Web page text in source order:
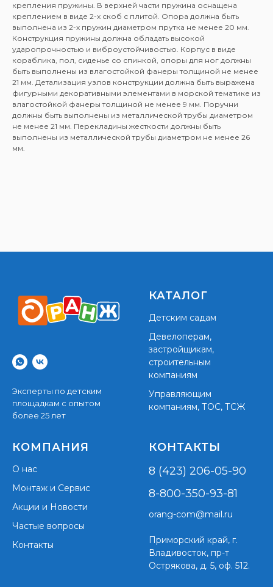
крепления пружины. В верхней части пружина оснащена
креплением в виде 2-х скоб с плитой. Опора должна быть
выполнена из 2-х пружин диаметром прутка не менее 20 мм.
Конструкция пружины должна обладать высокой
ударопрочностью и виброустойчивостью. Корпус в виде
кораблика, пол, сиденье со спинкой, опоры для ног должны
быть выполнены из влагостойкой фанеры толщиной не менее
21 мм. Детализация узлов конструкции должна быть выражена
фигурными декоративными элементами в морской тематике из
влагостойкой фанеры толщиной не менее 9 мм. Поручни
должны быть выполнены из металлической трубы диаметром
не менее 21 мм. Перекладины жесткости должны быть
выполнены из металлической трубы диаметром не менее 26
мм.
Эксперты по детским
площадкам с опытом
более 25 лет
КАТАЛОГ
Детским садам
Девелоперам,
застройщикам,
строительным
компаниям
Управляющим
компаниям, ТОС, ТСЖ
КОМПАНИЯ
О нас
Монтаж и Сервис
Акции и Новости
Частые вопросы
Контакты
КОНТАКТЫ
8 (423) 206-05-90
8-800-350-93-81
orang-com@mail.ru
Приморский край, г.
Владивосток, пр-т
Острякова, д. 5, оф. 512.